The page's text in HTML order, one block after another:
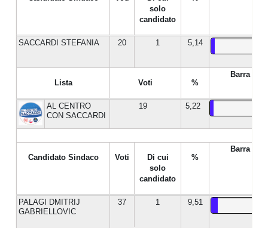
solo
candidato
SACCARDI STEFANIA 20 1 5,14
Lista Voti %
Barra %
AL CENTRO
CON SACCARDI
19 5,22
Candidato Sindaco Voti
Di cui
solo
candidato
%
Barra %
PALAGI DMITRIJ
GABRIELLOVIC
37 1 9,51